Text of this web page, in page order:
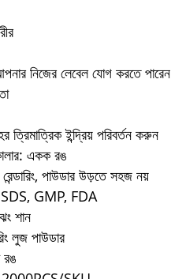
নিজের লেবেল যোগ করতে পারেন
ত্রিমাত্রিক ইন্দ্রিয় পরিবর্তন করুন
একক রঙ
রেন্ডারিং, পাউডার উড়তে সহজ নয়
GMP, FDA
শান
লুজ পাউডার
রঙ